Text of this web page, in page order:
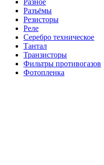
Разное
Разъёмы
Резисторы
Реле
Серебро техническое
Тантал
Транзисторы
Фильтры противогазов
Фотопленка